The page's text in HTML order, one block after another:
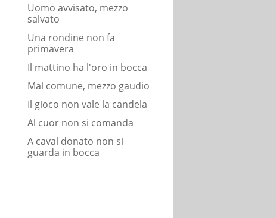
Uomo avvisato, mezzo
salvato
Una rondine non fa
primavera
Il mattino ha l'oro in bocca
Mal comune, mezzo gaudio
Il gioco non vale la candela
Al cuor non si comanda
A caval donato non si
guarda in bocca